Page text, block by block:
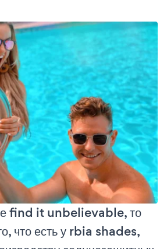
find it unbelievable, то
что есть у rbia shades,